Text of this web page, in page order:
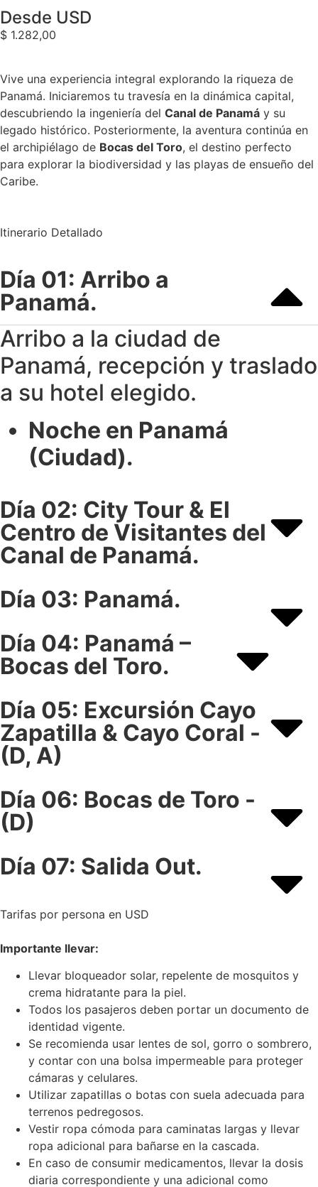
Desde USD
$ 1.282,00
Vive una experiencia integral explorando la riqueza de
Panamá. Iniciaremos tu travesía en la dinámica capital,
descubriendo la ingeniería del Canal de Panamá y su
legado histórico. Posteriormente, la aventura continúa en
el archipiélago de Bocas del Toro, el destino perfecto
para explorar la biodiversidad y las playas de ensueño del
Caribe.
Itinerario Detallado
Día 01: Arribo a
Panamá.
Arribo a la ciudad de
Panamá, recepción y traslado
a su hotel elegido.
Noche en Panamá
(Ciudad).
Día 02: City Tour & El
Centro de Visitantes del
Canal de Panamá.
Día 03: Panamá.
Día 04: Panamá –
Bocas del Toro.
Día 05: Excursión Cayo
Zapatilla & Cayo Coral -
(D, A)
Día 06: Bocas de Toro -
(D)
Día 07: Salida Out.
Tarifas por persona en USD
Importante llevar:
Llevar bloqueador solar, repelente de mosquitos y
crema hidratante para la piel.
Todos los pasajeros deben portar un documento de
identidad vigente.
Se recomienda usar lentes de sol, gorro o sombrero,
y contar con una bolsa impermeable para proteger
cámaras y celulares.
Utilizar zapatillas o botas con suela adecuada para
terrenos pedregosos.
Vestir ropa cómoda para caminatas largas y llevar
ropa adicional para bañarse en la cascada.
En caso de consumir medicamentos, llevar la dosis
diaria correspondiente y una adicional como